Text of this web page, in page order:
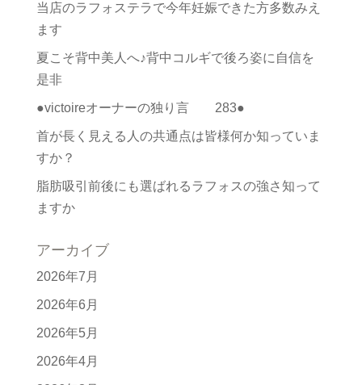
当店のラフォステラで今年妊娠できた方多数みえ
ます
夏こそ背中美人へ♪背中コルギで後ろ姿に自信を
是非
●victoireオーナーの独り言 283●
首が長く見える人の共通点は皆様何か知っていま
すか？
脂肪吸引前後にも選ばれるラフォスの強さ知って
ますか
アーカイブ
2026年7月
2026年6月
2026年5月
2026年4月